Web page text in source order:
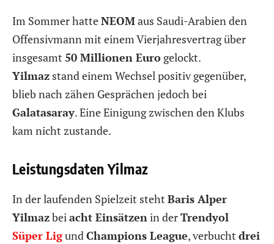
Im Sommer hatteNEOMaus Saudi-Arabien den
Offensivmann mit einem Vierjahresvertrag über
insgesamt 50 Millionen Euro gelockt.
Yilmaz stand einem Wechsel positiv gegenüber,
blieb nach zähen Gesprächen jedoch bei
Galatasaray. Eine Einigung zwischen den Klubs
kam nicht zustande.
Leistungsdaten Yilmaz
In der laufenden Spielzeit steht Baris Alper
Yilmazbeiacht Einsätzenin derTrendyol
Süper LigundChampions League, verbucht drei